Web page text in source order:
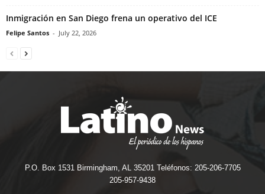
Inmigración en San Diego frena un operativo del ICE
Felipe Santos - July 22, 2026
P.O. Box 1531 Birmingham, AL 35201 Teléfonos: 205-206-7705
205-957-9438